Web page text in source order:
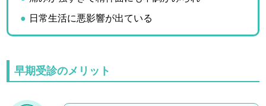
日常生活に悪影響が出ている
早期受診のメリット